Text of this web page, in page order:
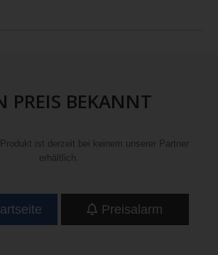
PREIS BEKANNT
ist derzeit bei keinem unserer Partner
erhältlich.
Preisalarm